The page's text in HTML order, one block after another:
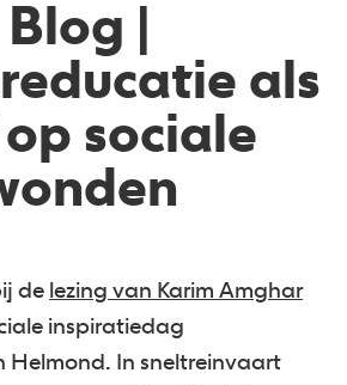
Blog |
als
sociale
de lezing van Karim Amghar
inspiratiedag
Helmond. In sneltreinvaart